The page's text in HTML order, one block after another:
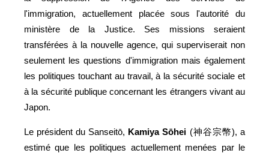
l'immigration, actuellement placée sous l'autorité du
ministère de la Justice. Ses missions seraient
transférées à la nouvelle agence, qui superviserait non
seulement les questions d'immigration mais également
les politiques touchant au travail, à la sécurité sociale et
à la sécurité publique concernant les étrangers vivant au
Japon.
Le président du Sanseitō, Kamiya Sōhei (神谷宗幣), a
estimé que les politiques actuellement menées par le